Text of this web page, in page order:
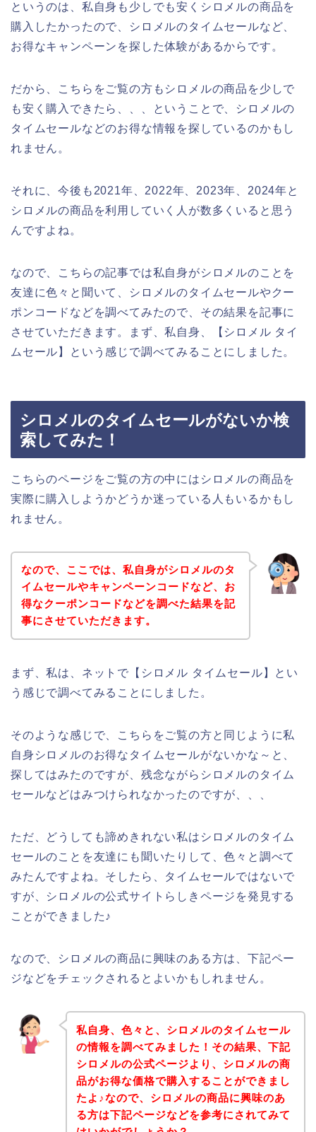
というのは、私自身も少しでも安くシロメルの商品を
購入したかったので、シロメルのタイムセールなど、
お得なキャンペーンを探した体験があるからです。
だから、こちらをご覧の方もシロメルの商品を少しで
も安く購入できたら、、、ということで、シロメルの
タイムセールなどのお得な情報を探しているのかもし
れません。
それに、今後も2021年、2022年、2023年、2024年と
シロメルの商品を利用していく人が数多くいると思う
んですよね。
なので、こちらの記事では私自身がシロメルのことを
友達に色々と聞いて、シロメルのタイムセールやクー
ポンコードなどを調べてみたので、その結果を記事に
させていただきます。まず、私自身、【シロメル タイ
ムセール】という感じで調べてみることにしました。
シロメルのタイムセールがないか検
索してみた！
こちらのページをご覧の方の中にはシロメルの商品を
実際に購入しようかどうか迷っている人もいるかもし
れません。
なので、ここでは、私自身がシロメルのタ
イムセールやキャンペーンコードなど、お
得なクーポンコードなどを調べた結果を記
事にさせていただきます。
まず、私は、ネットで【シロメル タイムセール】とい
う感じで調べてみることにしました。
そのような感じで、こちらをご覧の方と同じように私
自身シロメルのお得なタイムセールがないかな～と、
探してはみたのですが、残念ながらシロメルのタイム
セールなどはみつけられなかったのですが、、、
ただ、どうしても諦めきれない私はシロメルのタイム
セールのことを友達にも聞いたりして、色々と調べて
みたんですよね。そしたら、タイムセールではないで
すが、シロメルの公式サイトらしきページを発見する
ことができました♪
なので、シロメルの商品に興味のある方は、下記ペー
ジなどをチェックされるとよいかもしれません。
私自身、色々と、シロメルのタイムセール
の情報を調べてみました！その結果、下記
シロメルの公式ページより、シロメルの商
品がお得な価格で購入することができまし
たよ♪なので、シロメルの商品に興味のあ
る方は下記ページなどを参考にされてみて